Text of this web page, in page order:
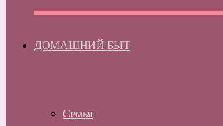
ДОМАШНИЙ БЫТ
Семья